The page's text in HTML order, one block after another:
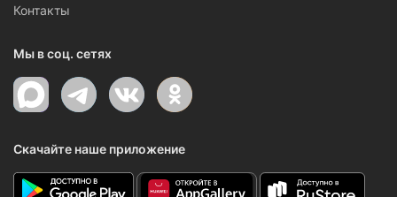
Контакты
Мы в соц. сетях
Скачайте наше приложение